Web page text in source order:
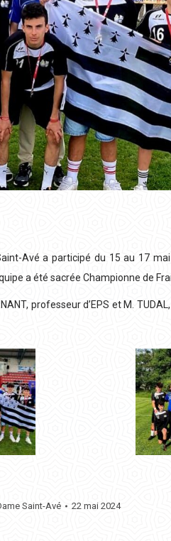
Avé a participé du 15 au 17
a été sacrée Championne de
professeur d’EPS et M.
Saint-Avé 22 mai 2024